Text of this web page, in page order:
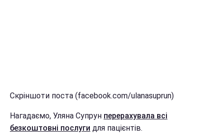
Скріншоти поста (facebook.com/ulanasuprun)
Нагадаємо, Уляна Супрун перерахувала всі
безкоштовні послуги для пацієнтів.